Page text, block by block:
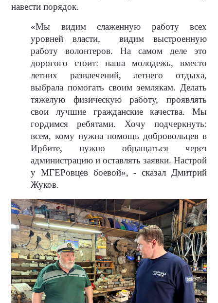
навести порядок.
«Мы видим слаженную работу всех
уровней власти,
видим выстроенную
работу волонтеров. На самом деле это
дорогого стоит: наша молодежь, вместо
летних развлечений, летнего отдыха,
выбрала помогать своим землякам. Делать
тяжелую физическую работу, проявлять
свои лучшие гражданские качества. Мы
гордимся ребятами. Хочу подчеркнуть:
всем, кому нужна помощь добровольцев в
Ирбите, нужно обращаться через
администрацию и оставлять заявки. Настрой
у МГЕРовцев боевой», - сказал Дмитрий
Жуков.